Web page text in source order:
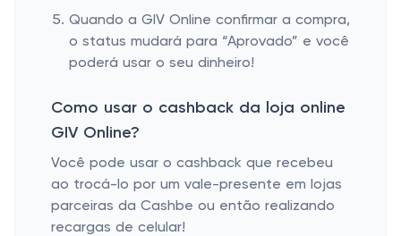
Quando a GIV Online confirmar a compra,
o status mudará para “Aprovado” e você
poderá usar o seu dinheiro!
Como usar o cashback da loja online
GIV Online?
Você pode usar o cashback que recebeu
ao trocá-lo por um vale-presente em lojas
parceiras da Cashbe ou então realizando
recargas de celular!